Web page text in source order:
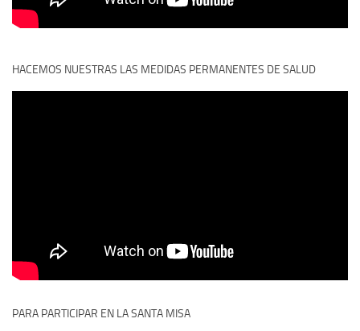
HACEMOS NUESTRAS LAS MEDIDAS PERMANENTES DE SALUD
PARA PARTICIPAR EN LA SANTA MISA